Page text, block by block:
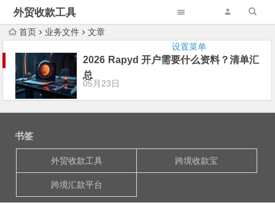
外贸收款工具
设置菜单
首页 业务文件 文章
2026 Rapyd 开户需要什么资料？清单汇
总
05月23日
书签
外贸收款工具 跨境收款宝
跨境汇款平台